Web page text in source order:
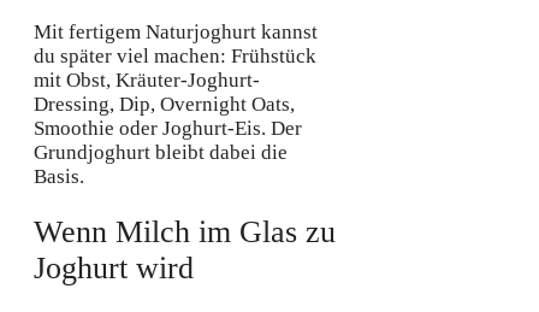
Mit fertigem Naturjoghurt kannst
du später viel machen: Frühstück
mit Obst, Kräuter-Joghurt-
Dressing, Dip, Overnight Oats,
Smoothie oder Joghurt-Eis. Der
Grundjoghurt bleibt dabei die
Basis.
Wenn Milch im Glas zu
Joghurt wird